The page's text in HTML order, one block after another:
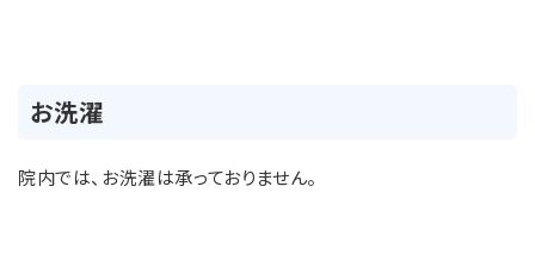
お洗濯
院内では、お洗濯は承っておりません。